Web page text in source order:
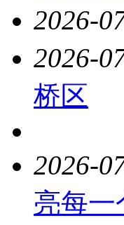
2026-
2026-
桥区
2026-
亮每一